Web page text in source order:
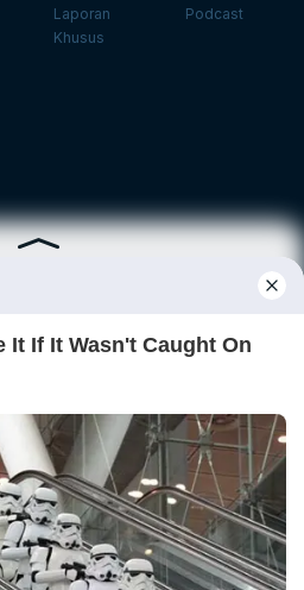
Laporan
Khusus
Podcast
Daftar
Karier
Pedoman Media Siber
Disclaimer
Hubungi Kami
dilindungi Undang-undang.